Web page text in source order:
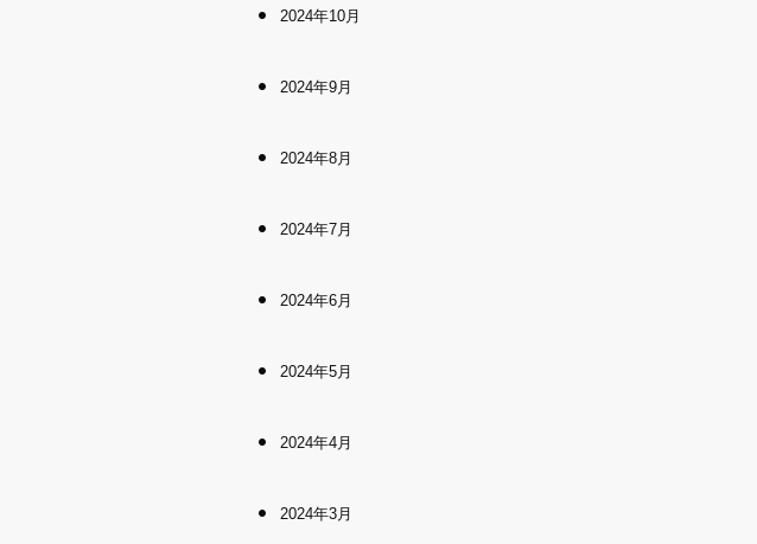
2024年10月
2024年9月
2024年8月
2024年7月
2024年6月
2024年5月
2024年4月
2024年3月